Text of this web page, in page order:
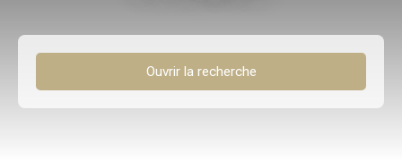
Ouvrir la recherche